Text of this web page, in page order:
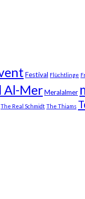
Festival Flüchtlinge
Al-MerMeralalmer
The Real Schmidt The Thiams